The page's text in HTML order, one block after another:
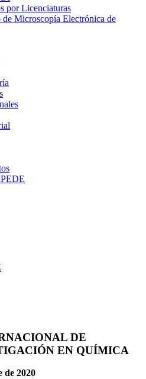
por Licenciaturas
Microscopía Electrónica de
DE
EN QUÍMICA
de 2020